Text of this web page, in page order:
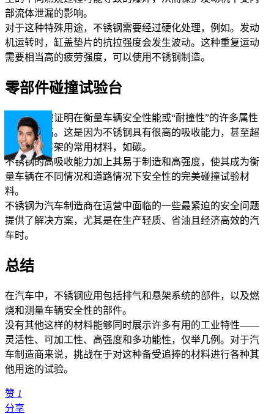
部流体泄漏的影响。
对于这种特殊用途，不锈钢需要经过硬化处理，例如。发动
机运转时，缸盖垫片的抗拉强度会发生波动。这种重复运动
需要相当高的疲劳强度，可以使用不锈钢制造。
零部件碰撞试验台
不锈钢也被证明在衡量车辆安全性能或“耐撞性”的许多属性
上得分很高。这是因为不锈钢具有很高的吸收能力，甚至超
过了用于车架的常用材料，如碳。
不锈钢的高吸收能力加上其易于制造和高强度，使其成为衡
量车辆在不同情况和道路情况下安全性的完美碰撞试验材
料。
不锈钢为汽车制造商在运营中面临的一些最紧迫的安全问题
提供了解决方案，尤其是在生产轻质、省油且经济高效的汽
车时。
总结
在汽车中，不锈钢应用包括排气和悬架系统的部件，以及燃
烧和测量车辆安全性的部件。
没有其他这样的材料能够同时展示许多有用的工业特性——
灵活性、可加工性、高强度和多功能性，仅举几例。对于汽
车制造商来说，挑战在于对这种备受追捧的材料进行各种其
他用途的试验。
赞 1
分享